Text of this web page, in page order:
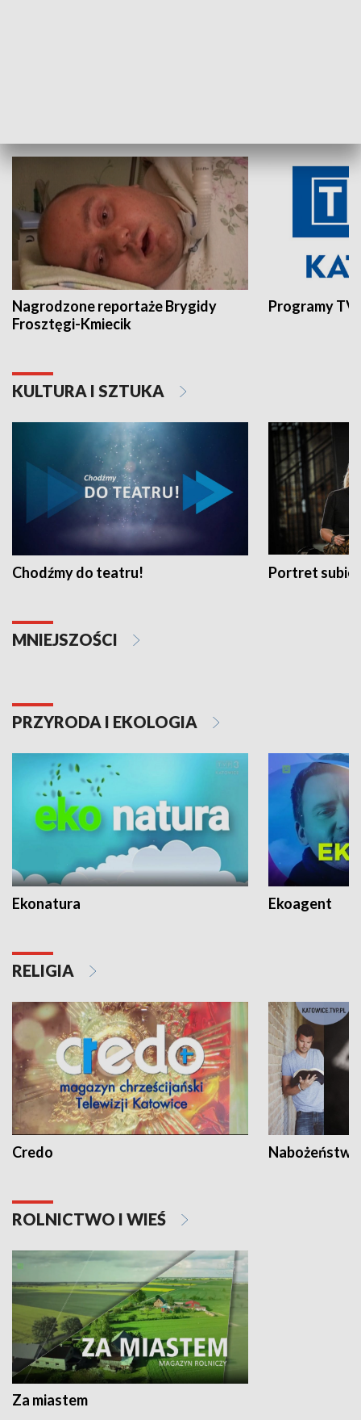
Nagrodzone reportaże Brygidy
Frosztęgi-Kmiecik
Programy
KULTURA I SZTUKA
Chodźmy do teatru! Portret
MNIEJSZOŚCI
PRZYRODA I EKOLOGIA
Ekonatura Ekoagent
RELIGIA
Credo
ROLNICTWO I WIEŚ
Za miastem